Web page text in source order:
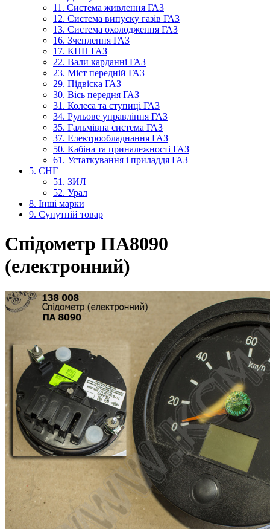
11. Система живлення ГАЗ
12. Система випуску газів ГАЗ
13. Система охолодження ГАЗ
16. Зчеплення ГАЗ
17. КПП ГАЗ
22. Вали карданні ГАЗ
23. Міст передній ГАЗ
29. Підвіска ГАЗ
30. Вісь передня ГАЗ
31. Колеса та ступиці ГАЗ
34. Рульове управління ГАЗ
35. Гальмівна система ГАЗ
37. Електрообладнання ГАЗ
50. Кабіна та приналежності ГАЗ
61. Устаткування і приладдя ГАЗ
5. СНГ
51. ЗИЛ
52. Урал
8. Інші марки
9. Супутній товар
Спідометр ПА8090
(електронний)